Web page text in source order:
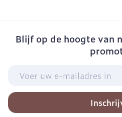
Blijf op de hoogte van